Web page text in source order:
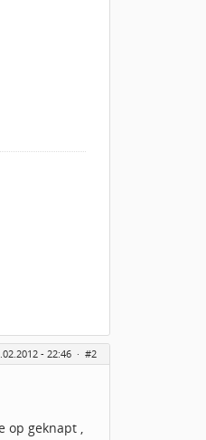
- 22:46 · #2
op geknapt ,